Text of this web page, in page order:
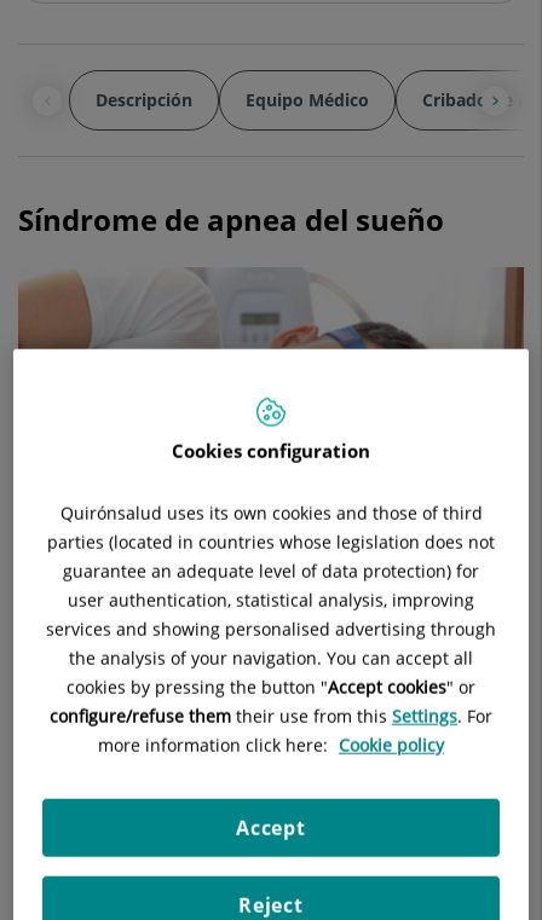
Descripción Equipo Médico Cribado de
Síndrome de apnea del sueño
Hay personas que, además de roncar, sufren
de manera repetida pausas de la respiración,
a estas pausas se les llama apneas.
En medicina llamamosapneaa una pausa completa de la
Normalmente respiramos unas 12-15 veces por minutos, esto
implica una respiración cada 4-5 segundos, si duplicamos ese
tiempo sin respirar: 10 segundos: tenemos una apnea.
Cookies configuration
Quirónsalud uses its own cookies and those of third
parties (located in countries whose legislation does not
guarantee an adequate level of data protection) for
user authentication, statistical analysis, improving
services and showing personalised advertising through
the analysis of your navigation. You can accept all
cookies by pressing the button "Accept cookies" or
configure/refuse them their use from this Settings. For
more information click here: Cookie policy
Reject
Accept